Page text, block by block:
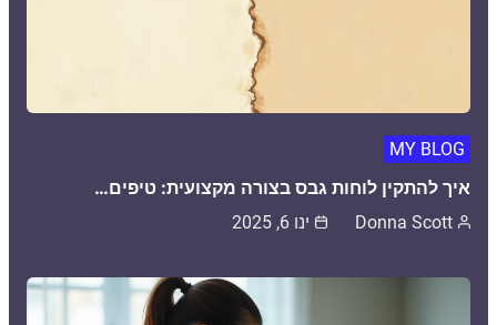
MY BLOG
איך להתקין לוחות גבס בצורה מקצועית: טיפים…
Donna Scott ינו 6, 2025